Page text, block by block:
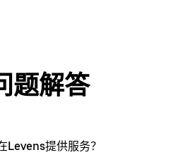
题解答
Levens提供服务？